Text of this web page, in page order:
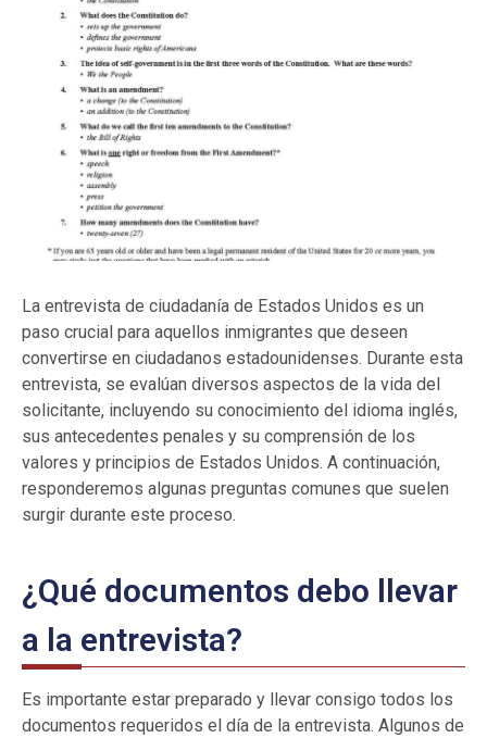
La entrevista de ciudadanía de Estados Unidos es un
paso crucial para aquellos inmigrantes que deseen
convertirse en ciudadanos estadounidenses. Durante esta
entrevista, se evalúan diversos aspectos de la vida del
solicitante, incluyendo su conocimiento del idioma inglés,
sus antecedentes penales y su comprensión de los
valores y principios de Estados Unidos. A continuación,
responderemos algunas preguntas comunes que suelen
surgir durante este proceso.
¿Qué documentos debo llevar
a la entrevista?
Es importante estar preparado y llevar consigo todos los
documentos requeridos el día de la entrevista. Algunos de